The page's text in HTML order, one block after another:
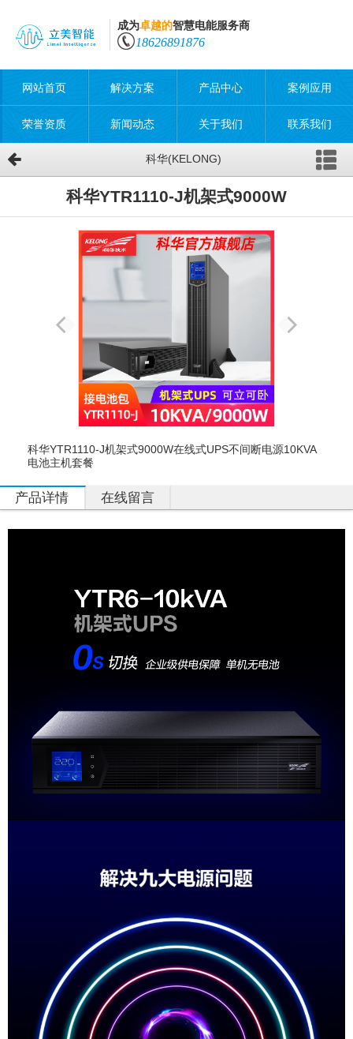
成为卓越的智慧电能服务商
18626891876
网站首页 解决方案 产品中心 案例应用
荣誉资质 新闻动态 关于我们 联系我们
科华(KELONG)
科华YTR1110-J机架式9000W
科华YTR1110-J机架式9000W在线式UPS不间断电源10KVA
电池主机套餐
产品详情 在线留言